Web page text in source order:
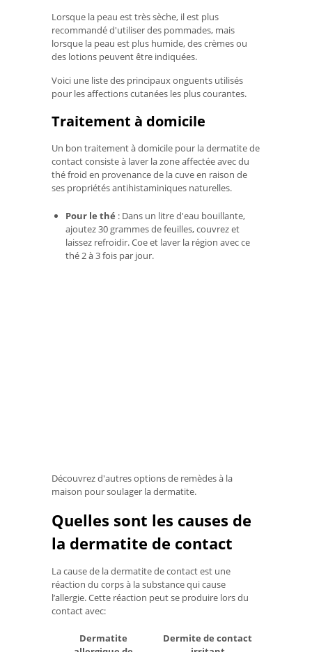
Lorsque la peau est très sèche, il est plus
recommandé d'utiliser des pommades, mais
lorsque la peau est plus humide, des crèmes ou
des lotions peuvent être indiquées.
Voici une liste des principaux onguents utilisés
pour les affections cutanées les plus courantes.
Traitement à domicile
Un bon traitement à domicile pour la dermatite de
contact consiste à laver la zone affectée avec du
thé froid en provenance de la cuve en raison de
ses propriétés antihistaminiques naturelles.
Pour le thé : Dans un litre d'eau bouillante,
ajoutez 30 grammes de feuilles, couvrez et
laissez refroidir. Coe et laver la région avec ce
thé 2 à 3 fois par jour.
Découvrez d'autres options de remèdes à la
maison pour soulager la dermatite.
Quelles sont les causes de
la dermatite de contact
La cause de la dermatite de contact est une
réaction du corps à la substance qui cause
l’allergie. Cette réaction peut se produire lors du
contact avec:
Dermatite
Dermite de contact